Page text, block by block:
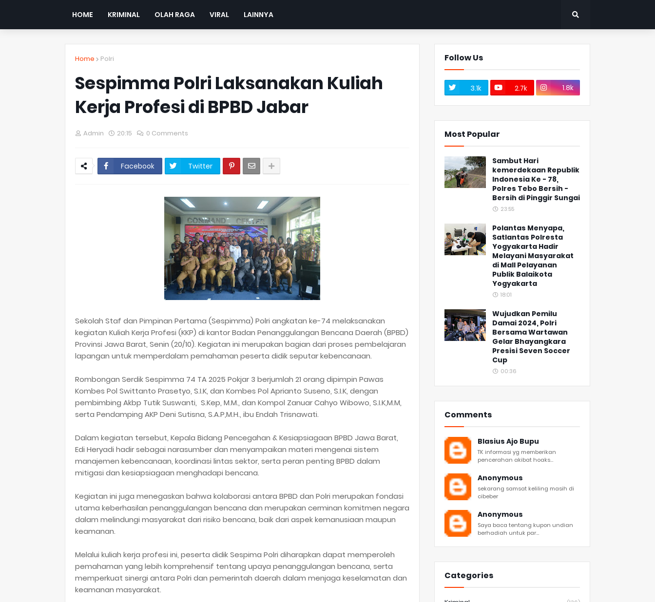
HOME KRIMINAL OLAH RAGA VIRAL LAINNYA
Home Polri
Sespimma Polri Laksanakan Kuliah
Kerja Profesi di BPBD Jabar
Admin 20:15 0 Comments
Facebook Twitter
Sekolah Staf dan Pimpinan Pertama (Sespimma) Polri angkatan ke-74 melaksanakan
kegiatan Kuliah Kerja Profesi (KKP) di kantor Badan Penanggulangan Bencana Daerah (BPBD)
Provinsi Jawa Barat, Senin (20/10). Kegiatan ini merupakan bagian dari proses pembelajaran
lapangan untuk memperdalam pemahaman peserta didik seputar kebencanaan.
Rombongan Serdik Sespimma 74 TA 2025 Pokjar 3 berjumlah 21 orang dipimpin Pawas
Kombes Pol Swittanto Prasetyo, S.I.K, dan Kombes Pol Aprianto Suseno, S.I.K, dengan
pembimbing Akbp Tutik Suswanti, S.Kep, M.M., dan Kompol Zanuar Cahyo Wibowo, S.I.K,M.M,
serta Pendamping AKP Deni Sutisna, S.A.P,M.H., ibu Endah Trisnawati.
Dalam kegiatan tersebut, Kepala Bidang Pencegahan & Kesiapsiagaan BPBD Jawa Barat,
Edi Heryadi hadir sebagai narasumber dan menyampaikan materi mengenai sistem
manajemen kebencanaan, koordinasi lintas sektor, serta peran penting BPBD dalam
mitigasi dan kesiapsiagaan menghadapi bencana.
Kegiatan ini juga menegaskan bahwa kolaborasi antara BPBD dan Polri merupakan fondasi
utama keberhasilan penanggulangan bencana dan merupakan cerminan komitmen negara
dalam melindungi masyarakat dari risiko bencana, baik dari aspek kemanusiaan maupun
keamanan.
Melalui kuliah kerja profesi ini, peserta didik Sespima Polri diharapkan dapat memperoleh
pemahaman yang lebih komprehensif tentang upaya penanggulangan bencana, serta
memperkuat sinergi antara Polri dan pemerintah daerah dalam menjaga keselamatan dan
keamanan masyarakat.
Follow Us
3.1k 2.7k 1.8k
Most Popular
Sambut Hari
kemerdekaan Republik
Indonesia Ke - 78,
Polres Tebo Bersih -
Bersih di Pinggir Sungai
23:55
Polantas Menyapa,
Satlantas Polresta
Yogyakarta Hadir
Melayani Masyarakat
di Mall Pelayanan
Publik Balaikota
Yogyakarta
18:01
Wujudkan Pemilu
Damai 2024, Polri
Bersama Wartawan
Gelar Bhayangkara
Presisi Seven Soccer
Cup
00:36
Comments
Blasius Ajo Bupu
TK informasi yg memberikan
pencerahan akibat hoaks...
Anonymous
sekarang samsat keliling masih di
cibeber
Anonymous
Saya baca tentang kupon undian
berhadiah untuk par...
Categories